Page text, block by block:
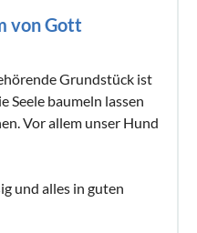
von Gott
Grundstück ist
Seele baumeln lassen
Vor allem unser Hund
und alles in guten